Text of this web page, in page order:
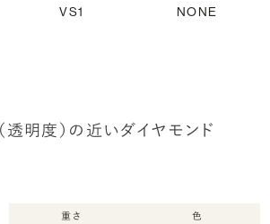
VS1 NONE
透明度）の近いダイヤモンド
重さ 色